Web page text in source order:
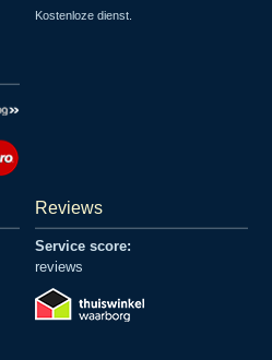
Kostenloze dienst.
Reviews
Service score:
reviews